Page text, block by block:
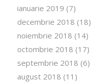
ianuarie 2019 (7)
decembrie 2018 (18)
noiembrie 2018 (14)
octombrie 2018 (17)
septembrie 2018 (6)
august 2018 (11)